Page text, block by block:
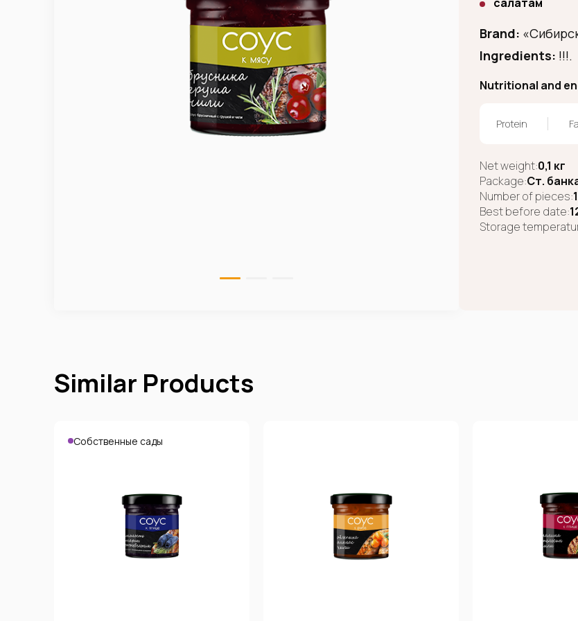
Brand:
Ingredients: !!!.
Nutritional and
Protein
Net weight:0,1 кг
Package:Ст.
Number of pieces:
Best before date:
Storage
Similar Products
Собственные сады